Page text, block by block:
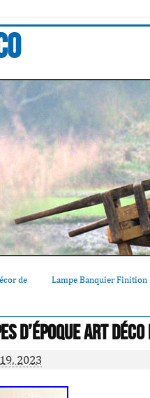
de
Lampe Banquier Finition
d’époque art
2023